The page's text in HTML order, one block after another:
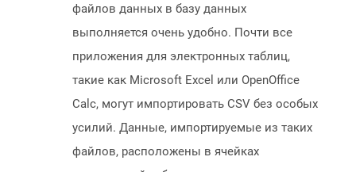
файлов данных в базу данных
выполняется очень удобно. Почти все
приложения для электронных таблиц,
такие как Microsoft Excel или OpenOffice
Calc, могут импортировать CSV без особых
усилий. Данные, импортируемые из таких
файлов, расположены в ячейках